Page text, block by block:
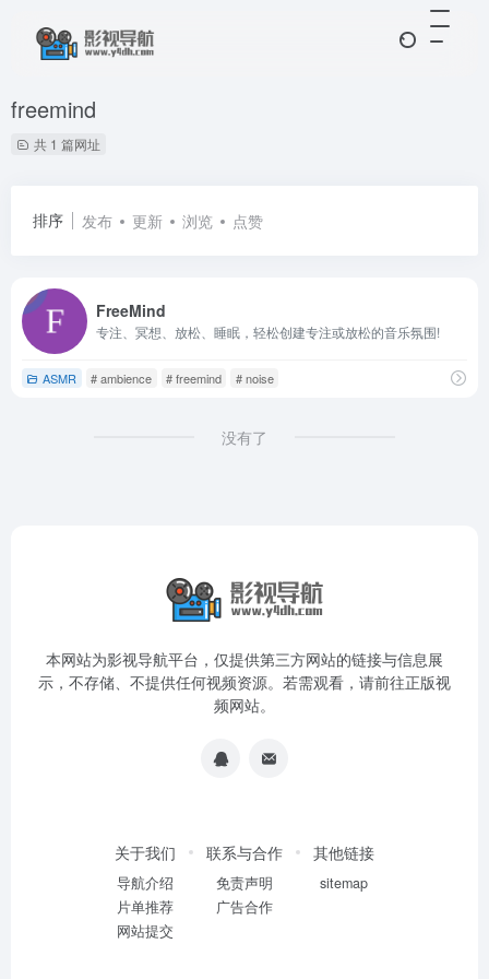
freemind
共 1 篇网址
排序 发布 更新 浏览 点赞
FreeMind
专注、冥想、放松、睡眠，轻松创建专注或放松的音乐氛围!
ASMR # ambience # freemind # noise
没有了
本网站为影视导航平台，仅提供第三方网站的链接与信息展
示，不存储、不提供任何视频资源。若需观看，请前往正版视
频网站。
关于我们
导航介绍
片单推荐
网站提交
联系与合作
免责声明
广告合作
其他链接
sitemap